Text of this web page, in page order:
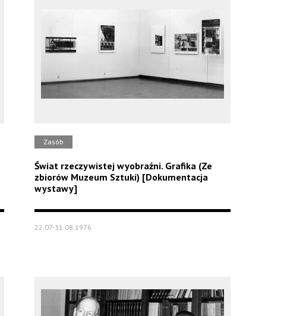
Zasób
Świat rzeczywistej wyobraźni. Grafika (Ze
zbiorów Muzeum Sztuki) [Dokumentacja
wystawy]
22.07-31.08.1976